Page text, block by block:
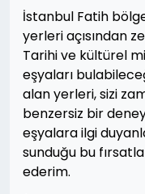
İstanbul Fatih
yerleri açısından
Tarihi ve kültürel
eşyaları
alan yerleri, sizi
benzersiz bir
eşyalara ilgi
sunduğu bu
ederim.